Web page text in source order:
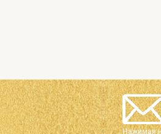
Нажимая